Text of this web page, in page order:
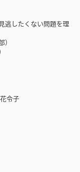
逃したくない問題を理
令子